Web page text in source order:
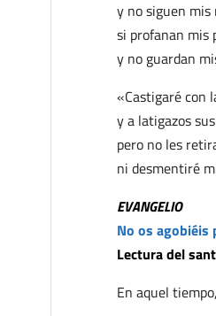
y no siguen
si profanan mis
y no guardan
«Castigaré con
y a latigazos
pero no les
ni desmentiré
EVANGELIO
No os agobiéis
Lectura del
En aquel